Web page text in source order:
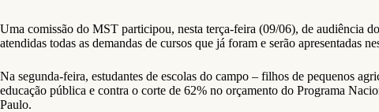
Uma comissão do MST participou, nesta terça-feira (09/06), de audiência
atendidas todas as demandas de cursos que já foram e serão apresentadas
Na segunda-feira, estudantes de escolas do campo – filhos de pequenos
educação pública e contra o corte de 62% no orçamento do Programa
Paulo.